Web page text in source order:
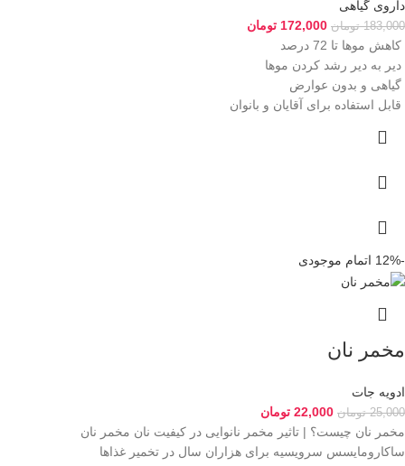
داروی گیاهی
183,000 تومان 172,000 تومان
کاهش موها تا 72 درصد
دیر به دیر رشد کردن موها
گیاهی و بدون عوارض
قابل استفاده برای آقایان و بانوان
-12% اتمام موجودی
مخمر نان
ادویه جات
25,000 تومان 22,000 تومان
مخمر نان چیست؟ | تاثیر مخمر نانوایی در کیفیت نان مخمر نان
ساکارومایسس سرویسیه برای هزاران سال در تخمیر غذا‌ها